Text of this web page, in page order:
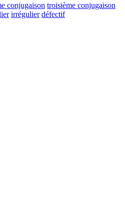
conjugaison troisième conjugaison
irrégulier défectif